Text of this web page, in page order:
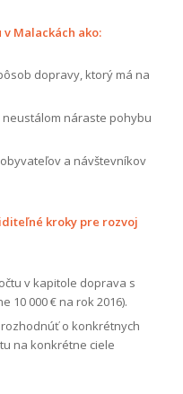
Malackách ako:
dopravy, ktorý má na
náraste pohybu
a návštevníkov
kroky pre rozvoj
v kapitole doprava s
10 000 € na rok 2016).
o konkrétnych
na konkrétne ciele